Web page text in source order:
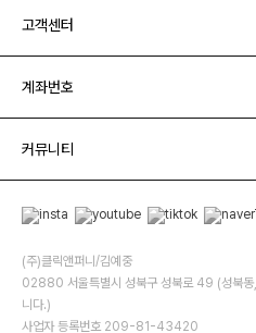
고객센터
계좌번호
커뮤니티
(주)클릭앤퍼니/김예중
02880 서울특별시 성북구 성북로 49 (성북동
니다.)
사업자 등록번호 209-81-43420